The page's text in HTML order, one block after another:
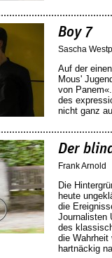
Boy 7
Sascha
Auf der
Mous'
von
des
nicht ganz
Der
Frank Arnold
Die
heute
die
Journalisten
des
die Wahrheit
hartnäckig